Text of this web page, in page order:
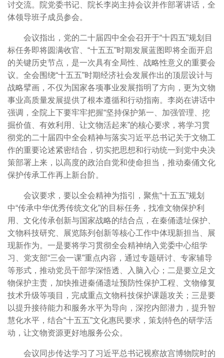
讨交流。院党委书记、院长李岗主持会议并作部署讲话，全
体领导班子成员参会。
会议指出，党的二十届四中全会召开于“十四五”规划目
标任务即将圆满收官、“十五五”时期发展蓝图即将全面开启
的关键历史节点，是一次具有全局性、战略性意义的重要会
议。全会围绕“十五五”时期经济社会发展作出的顶层设计与
战略擘画，不仅为国家各项事业发展指明了方向，更为文物
事业高质量发展提供了根本遵循和行动指南。李岗在讲话中
强调，全院上下要牢牢把握“坚持保护第一、加强管理、挖
掘价值、有效利用、让文物活起来”的核心要求，将学习贯
彻党的二十届四中全会精神与落实习近平总书记关于文物工
作的重要论述紧密结合，切实把思想和行动统一到党中央决
策部署上来，以高度的政治自觉和使命担当，推动秦俑文化
保护传承工作再上新台阶。
会议要求，要以全会精神为指引，聚焦“十五五”规划
中“传承中华优秀传统文化”的目标任务，找准文物保护利
用、文化传承创新与国家战略的结合点，在秦俑遗址保护、
文物科技研究、展览陈列创新等核心工作中体现新担当、展
现新作为。一是要将学习贯彻全会精神纳入党委中心组学
习、党支部“三会一课”重点内容，通过专题研讨、专家辅导
等形式，推动党员干部学深悟透、入脑入心；二是要立足文
物保护主责，加快推进秦俑遗址预防性保护工程、文物修复
技术升级等项目，完成重点文物科技保护课题攻关；三是要
以提升接待能力和服务水平为导向，深挖内部潜力，提升智
慧化水平，结合“十五五”文化惠民要求，策划特色的研学活
动，让文物资源更好地服务公众。
会议同步传达学习了习近平总书记视察故宫博物院时的